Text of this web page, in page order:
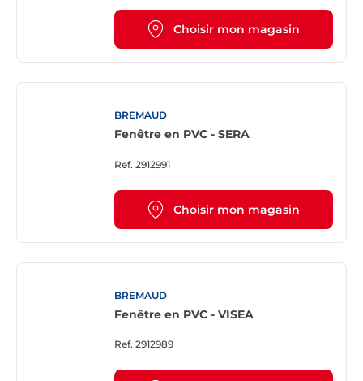
Choisir mon magasin
BREMAUD
Fenêtre en PVC - SERA
Ref. 2912991
Choisir mon magasin
BREMAUD
Fenêtre en PVC - VISEA
Ref. 2912989